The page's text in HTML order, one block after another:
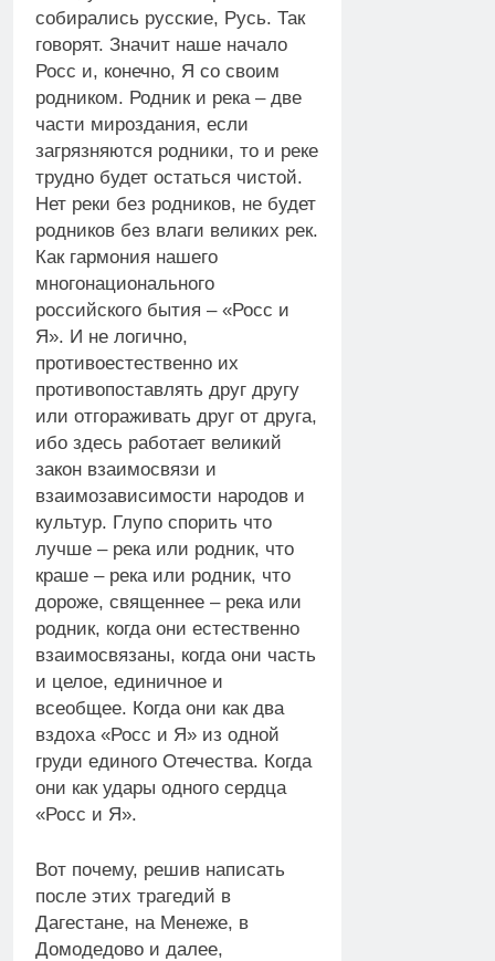
собирались русские, Русь. Так
говорят. Значит наше начало
Росс и, конечно, Я со своим
родником. Родник и река – две
части мироздания, если
загрязняются родники, то и реке
трудно будет остаться чистой.
Нет реки без родников, не будет
родников без влаги великих рек.
Как гармония нашего
многонационального
российского бытия – «Росс и
Я». И не логично,
противоестественно их
противопоставлять друг другу
или отгораживать друг от друга,
ибо здесь работает великий
закон взаимосвязи и
взаимозависимости народов и
культур. Глупо спорить что
лучше – река или родник, что
краше – река или родник, что
дороже, священнее – река или
родник, когда они естественно
взаимосвязаны, когда они часть
и целое, единичное и
всеобщее. Когда они как два
вздоха «Росс и Я» из одной
груди единого Отечества. Когда
они как удары одного сердца
«Росс и Я».
Вот почему, решив написать
после этих трагедий в
Дагестане, на Менеже, в
Домодедово и далее,